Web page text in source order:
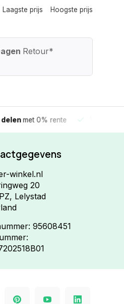
Laagste prijs Hoogste prijs
Retour*
met 0% rente Vandaag
winkel.nl
20
Lelystad
95608451